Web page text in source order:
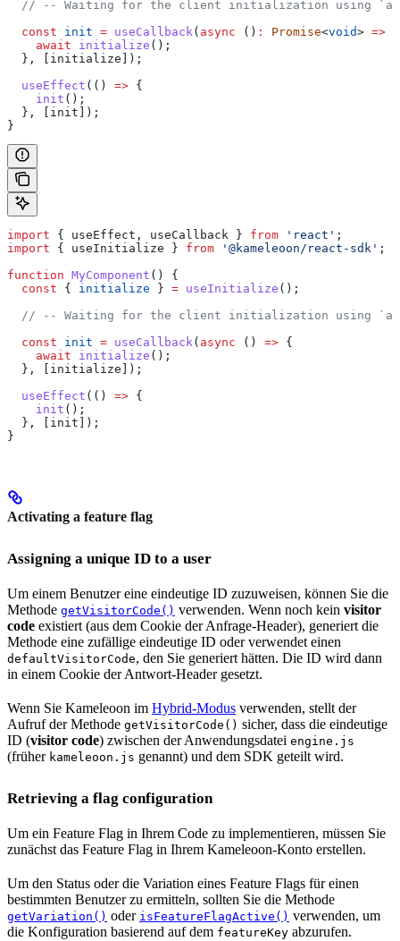
// -- Waiting for the client initialization using
  const
init = useCallback( async () : Promise<void> =>
    await
initialize ();
  }, [
initialize ]);
  useEffect
(() => {
    init
();
  }, [
init ]);
}
import { useEffect , useCallback } from 'react' ;
import { useInitialize } from '@kameleoon/react-sdk' ;
function MyComponent () {
  const
{ initialize } = useInitialize ();
// -- Waiting for the client initialization using
  const
init = useCallback( async () => {
    await
initialize ();
  }, [
initialize ]);
  useEffect
(() => {
    init
();
  }, [
init ]);
}
Activating a feature flag
Assigning a unique ID to a user
Um einem Benutzer eine eindeutige ID zuzuweisen, können Sie die
Methode getVisitorCode() verwenden. Wenn noch kein visitor
code existiert (aus dem Cookie der Anfrage-Header), generiert die
Methode eine zufällige eindeutige ID oder verwendet einen
defaultVisitorCode, den Sie generiert hätten. Die ID wird dann
in einem Cookie der Antwort-Header gesetzt.
Wenn Sie Kameleoon im Hybrid-Modus verwenden, stellt der
Aufruf der Methode getVisitorCode() sicher, dass die eindeutige
ID (visitor code) zwischen der Anwendungsdatei engine.js
(früher kameleoon.js genannt) und dem SDK geteilt wird.
Retrieving a flag configuration
Um ein Feature Flag in Ihrem Code zu implementieren, müssen Sie
zunächst das Feature Flag in Ihrem Kameleoon-Konto erstellen.
Um den Status oder die Variation eines Feature Flags für einen
bestimmten Benutzer zu ermitteln, sollten Sie die Methode
getVariation() oder isFeatureFlagActive() verwenden, um
die Konfiguration basierend auf dem featureKey abzurufen.